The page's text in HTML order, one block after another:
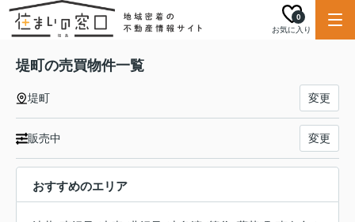
お気に入り
0
堤町の売買物件一覧
堤町 変更
販売中 変更
おすすめのエリア